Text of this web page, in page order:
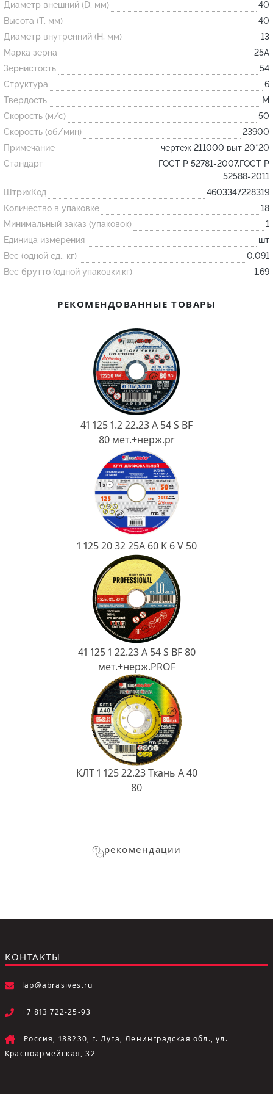
Огнеупорные
изделия
Скачать каталог
Тигель
Муфель
Черпак
Шербер
Трубка
Стержень
Пробка
Подставка
Лодочка
Контакт
Желоб
Диаметр внешний (D, мм)
40
Высота (T, мм)
40
Диаметр внутренний (H, мм)
13
Марка зерна
25А
Зернистость
54
Структура
6
Твердость
M
Скорость (м/с)
50
Скорость (об/мин)
23900
Примечание
чертеж 211000 выт 20*20
Стандарт
ГОСТ Р 52781-2007,ГОСТ Р
52588-2011
ШтрихКод
4603347228319
Количество в упаковке
18
Минимальный заказ (упаковок)
1
Единица измерения
шт
Вес (одной ед., кг)
0.091
Вес брутто (одной упаковки,кг)
1.69
РЕКОМЕНДОВАННЫЕ ТОВАРЫ
41 125 1.2 22.23 A 54 S BF
80 мет.+нерж.pr
1 125 20 32 25А 60 K 6 V 50
41 125 1 22.23 A 54 S BF 80
мет.+нерж.PROF
КЛТ 1 125 22.23 Ткань A 40
80
рекомендации
КОНТАКТЫ
lap@abrasives.ru
+7 813 722-25-93
Россия, 188230, г. Луга, Ленинградская обл., ул.
Красноармейская, 32